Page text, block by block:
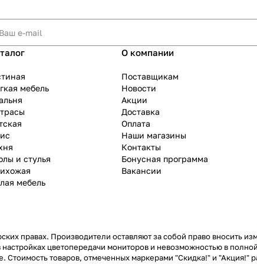
мебель
и стулья
мебель
О компании
Поставщикам
Новости
Акции
Доставка
Оплата
Наши магазины
Контакты
Бонусная программа
Вакансии
правах. Производители оставляют за собой право вносить
цветопередачи мониторов и невозможностью в
Стоимость товаров, отмеченных маркерами "Скидка!" и "Акция!"